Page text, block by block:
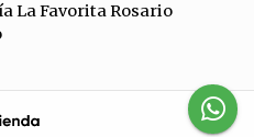
La Favorita Rosario